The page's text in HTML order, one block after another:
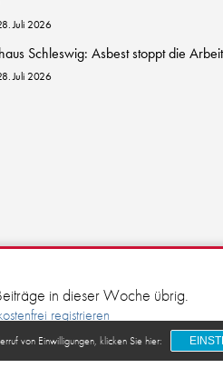
Juli 2026
Schleswig: Asbest stoppt die
Juli 2026
kulturkanal.sh
von Einwilligungen, klicken Sie hier:
in dieser Woche übrig.
registrieren